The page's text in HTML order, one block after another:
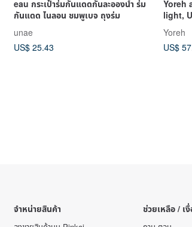
eau กระเป๋าร่มกันแดดกันละอองน้ำ ร่ม
กันแดด ไนลอน ชมพูเบจ ถุงร่ม
unae
US$ 25.43
Yoreh
light,
Yoreh
US$
จำหน่ายสินค้า ช่วยเหลือ / เ